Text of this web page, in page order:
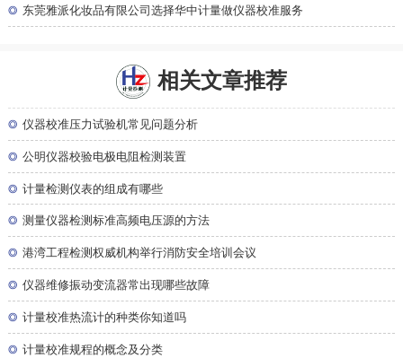
◎ 东莞雅派化妆品有限公司选择华中计量做仪器校准服务
相关文章推荐
◎ 仪器校准压力试验机常见问题分析
◎ 公明仪器校验电极电阻检测装置
◎ 计量检测仪表的组成有哪些
◎ 测量仪器检测标准高频电压源的方法
◎ 港湾工程检测权威机构举行消防安全培训会议
◎ 仪器维修振动变流器常出现哪些故障
◎ 计量校准热流计的种类你知道吗
◎ 计量校准规程的概念及分类